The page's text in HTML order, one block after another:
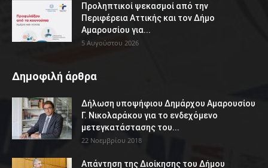
Προληπτικοί ψεκασμοί από την
Περιφέρεια Αττικής και τον Δήμο
Αμαρουσίου για...
5 Αυγούστου 2026
Δημοφιλή άρθρα
Δήλωση υποψήφιου Δημάρχου Αμαρουσίου
Γ. Νικολαράκου για το ενδεχόμενο
μετεγκατάστασης του...
22 Νοεμβρίου 2018
Απάντηση της Διοίκησης του Δήμου